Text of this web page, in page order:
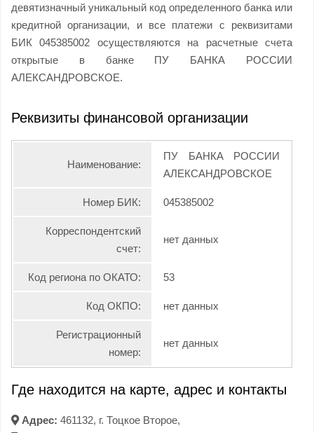
девятизначный уникальный код определенного банка или
кредитной организации, и все платежи с реквизитами
БИК 045385002 осуществляются на расчетные счета
открытые в банке ПУ БАНКА РОССИИ
АЛЕКСАНДРОВСКОЕ.
Реквизиты финансовой организации
Наименование:
ПУ БАНКА РОССИИ
АЛЕКСАНДРОВСКОЕ
Номер БИК: 045385002
Корреспондентский
счет:
нет данных
Код региона по ОКАТО: 53
Код ОКПО: нет данных
Регистрационный
номер:
нет данных
Где находится на карте, адрес и контакты
Адрес: 461132, г. Тоцкое Второе,